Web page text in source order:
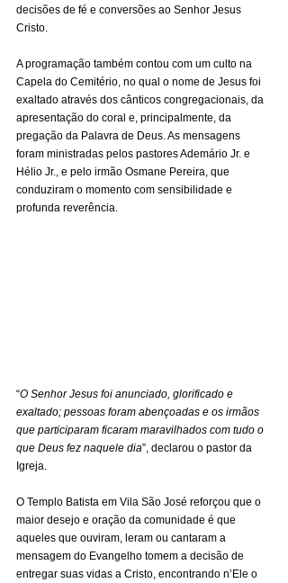
decisões de fé e conversões ao Senhor Jesus
Cristo.
A programação também contou com um culto na
Capela do Cemitério, no qual o nome de Jesus foi
exaltado através dos cânticos congregacionais, da
apresentação do coral e, principalmente, da
pregação da Palavra de Deus. As mensagens
foram ministradas pelos pastores Ademário Jr. e
Hélio Jr., e pelo irmão Osmane Pereira, que
conduziram o momento com sensibilidade e
profunda reverência.
“O Senhor Jesus foi anunciado, glorificado e
exaltado; pessoas foram abençoadas e os irmãos
que participaram ficaram maravilhados com tudo o
que Deus fez naquele dia”, declarou o pastor da
Igreja.
O Templo Batista em Vila São José reforçou que o
maior desejo e oração da comunidade é que
aqueles que ouviram, leram ou cantaram a
mensagem do Evangelho tomem a decisão de
entregar suas vidas a Cristo, encontrando n’Ele o